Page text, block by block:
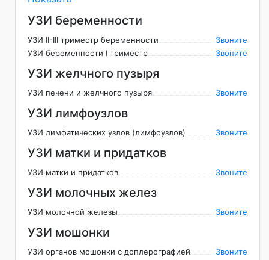
УЗИ беременности
УЗИ II-III триместр беременности
Звоните
УЗИ беременности I триместр
Звоните
УЗИ желчного пузыря
УЗИ печени и желчного пузыря Звоните
УЗИ лимфоузлов
УЗИ лимфатических узлов (лимфоузлов) Звоните
УЗИ матки и придатков
УЗИ матки и придатков Звоните
УЗИ молочных желез
УЗИ молочной железы Звоните
УЗИ мошонки
УЗИ органов мошонки с доплерографией Звоните